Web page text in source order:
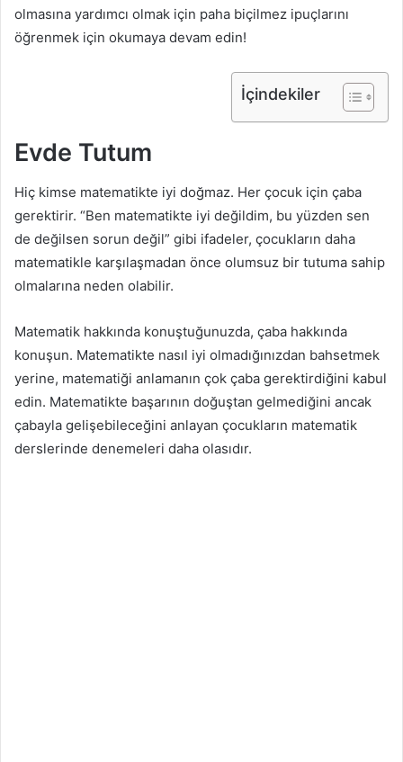
olmasına yardımcı olmak için paha biçilmez ipuçlarını
öğrenmek için okumaya devam edin!
İçindekiler
Evde Tutum
Hiç kimse matematikte iyi doğmaz. Her çocuk için çaba
gerektirir. “Ben matematikte iyi değildim, bu yüzden sen
de değilsen sorun değil” gibi ifadeler, çocukların daha
matematikle karşılaşmadan önce olumsuz bir tutuma sahip
olmalarına neden olabilir.
Matematik hakkında konuştuğunuzda, çaba hakkında
konuşun. Matematikte nasıl iyi olmadığınızdan bahsetmek
yerine, matematiği anlamanın çok çaba gerektirdiğini kabul
edin. Matematikte başarının doğuştan gelmediğini ancak
çabayla gelişebileceğini anlayan çocukların matematik
derslerinde denemeleri daha olasıdır.